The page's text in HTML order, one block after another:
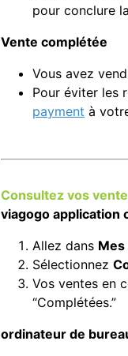
pour conclure
Vente complétée
Vous avez
Pour éviter les
payment à
Consultez vos
viagogo application
Allez dans
Sélectionnez
Vos ventes en
“Complétées.”
ordinateur de